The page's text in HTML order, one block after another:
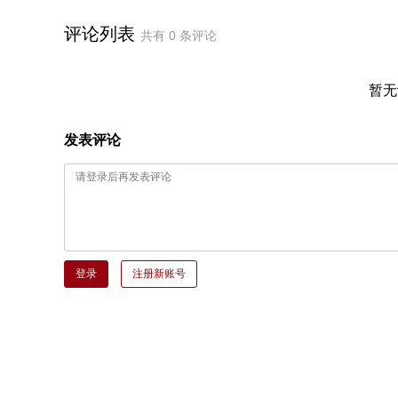
评论列表 共有 0 条评论
暂
发表评论
登录 注册新账号